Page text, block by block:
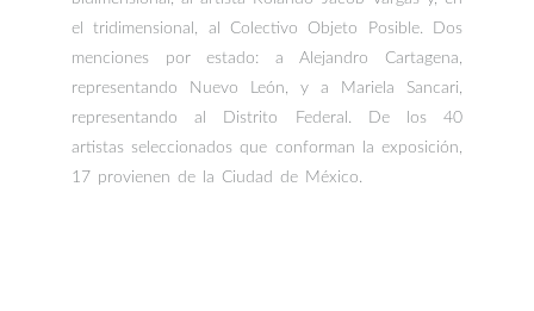
el tridimensional, al Colectivo Objeto Posible. Dos
menciones por estado: a Alejandro Cartagena,
representando Nuevo León, y a Mariela Sancari,
representando al Distrito Federal. De los 40
artistas seleccionados que conforman la exposición,
17 provienen de la Ciudad de México.